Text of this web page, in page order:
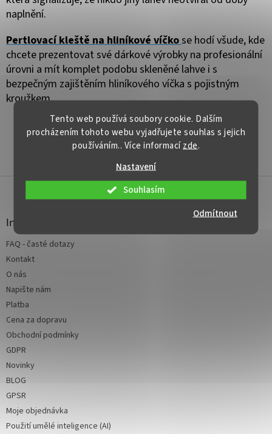
Tento web používá soubory cookie. Dalším
procházením tohoto webu vyjadřujete souhlas s jejich
používáním.. Více informacízde.
Nastavení
Odmítnout
Souhlasím
naplnění.
Pertlovací kleště na hliníkové víčkose hodí všude, kde
chcete prezentovat své dárkové výrobky na profesionální
úrovni a mít komplet podobu skleněné lahve i s
bezpečným zajištěním hliníkového víčka s pojistným
kroužkem.
PŘEDCHOZÍ ČLÁNEK DALŠÍ ČLÁNEK
Informace pro vás
FAQ - časté dotazy
Kontakt
O nás
Napište nám
Platba
Cena za dopravu
Obchodní podmínky
GDPR
Novinky
BLOG
GPSR
Moje objednávka
Použití umělé inteligence (AI)